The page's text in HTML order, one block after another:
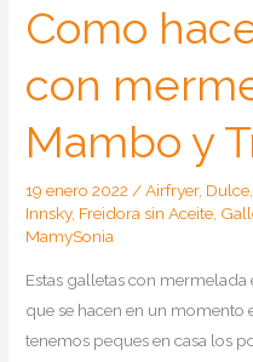
Como
con
Mambo y
19 enero 2022/Airfryer, Dulce,
Innsky, Freidora sin Aceite,
MamySonia
Estas galletas con
que se hacen en un momento
tenemos peques en casa los